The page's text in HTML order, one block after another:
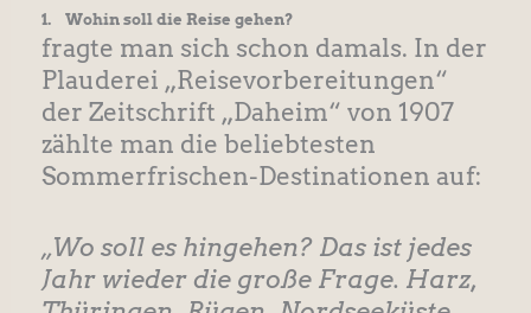
1. Wohin soll die Reise gehen?
fragte man sich schon damals. In der
Plauderei „Reisevorbereitungen“
der Zeitschrift „Daheim“ von 1907
zählte man die beliebtesten
Sommerfrischen-Destinationen auf:
„Wo soll es hingehen? Das ist jedes
Jahr wieder die große Frage. Harz,